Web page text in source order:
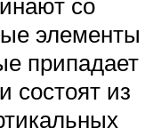
элементы
припадает
состоят из